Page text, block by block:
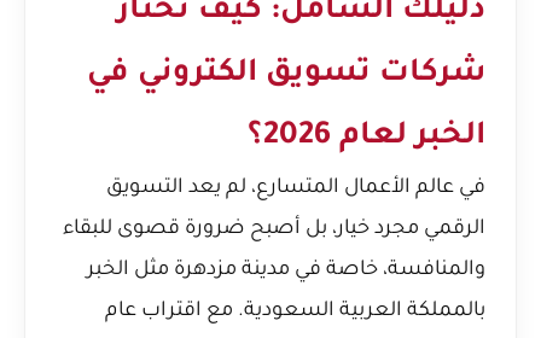
دليلك الشامل: كيف تختار
شركات تسويق الكتروني في
الخبر لعام 2026؟
في عالم الأعمال المتسارع، لم يعد التسويق
الرقمي مجرد خيار، بل أصبح ضرورة قصوى للبقاء
والمنافسة، خاصة في مدينة مزدهرة مثل الخبر
بالمملكة العربية السعودية. مع اقتراب عام